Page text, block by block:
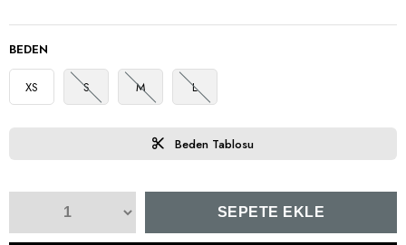
BEDEN
XS S M L
Beden Tablosu